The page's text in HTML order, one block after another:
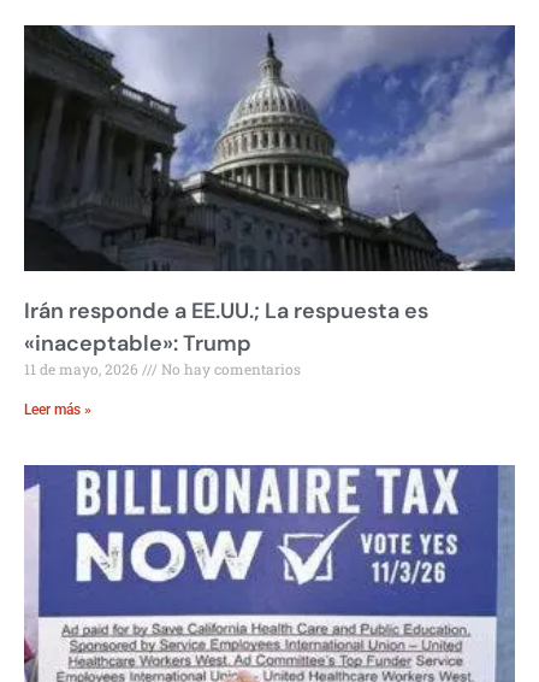
Irán responde a EE.UU.; La respuesta es
«inaceptable»: Trump
11 de mayo, 2026 No hay comentarios
Leer más »